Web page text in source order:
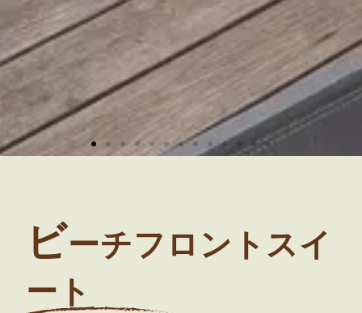
ビーチフロントスイ
ート